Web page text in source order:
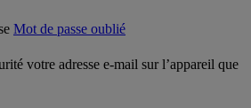
Mot de passe oublié
votre adresse e-mail sur l’appareil que